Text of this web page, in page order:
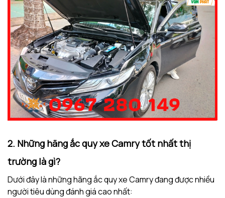
2. Những hãng ắc quy xe Camry tốt nhất thị
trường là gì?
Dưới đây là những hãng ắc quy xe Camry đang được nhiều
người tiêu dùng đánh giá cao nhất: